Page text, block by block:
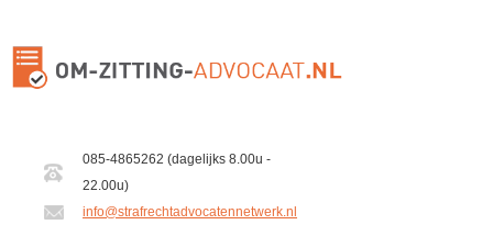
085-4865262 (dagelijks 8.00u -
22.00u)
info@strafrechtadvocatennetwerk.nl